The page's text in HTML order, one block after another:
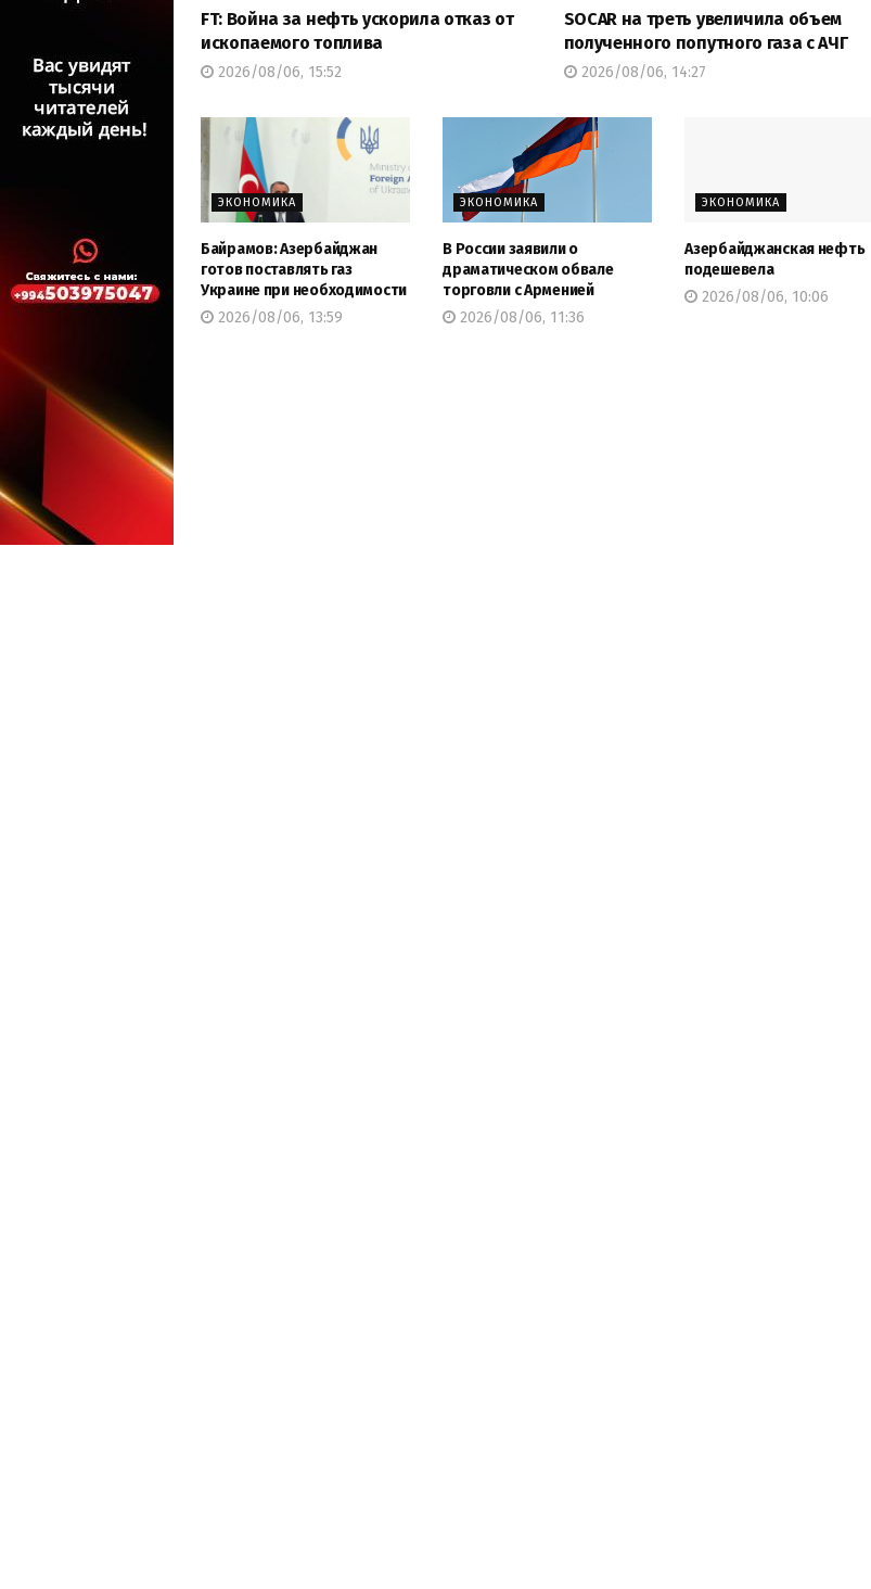
FT: Война за нефть ускорила отказ от
ископаемого топлива
2026/08/06, 15:52
SOCAR на треть увеличила объем
полученного попутного газа с АЧГ
2026/08/06, 14:27
ЭКОНОМИКА
Байрамов: Азербайджан
готов поставлять газ
Украине при необходимости
2026/08/06, 13:59
ЭКОНОМИКА
В России заявили о
драматическом обвале
торговли с Арменией
2026/08/06, 11:36
ЭКОНОМИКА
Азербайджанская нефть
подешевела
2026/08/06, 10:06